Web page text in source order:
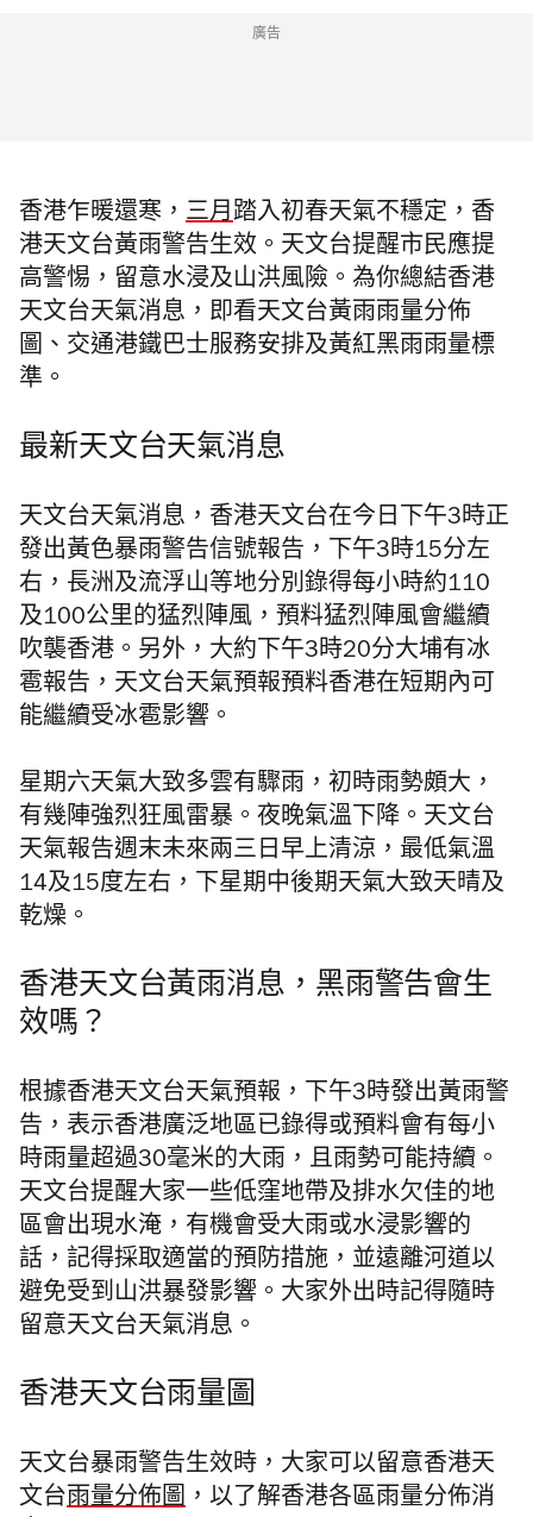
廣告
香港乍暖還寒， 三月踏入初春天氣不穩定，香
港天文台黃雨警告生效。天文台提醒市民應提
高警惕，留意水浸及山洪風險。為你總結香港
天文台天氣消息，即看天文台黃雨雨量分佈
圖、交通港鐵巴士服務安排及黃紅黑雨雨量標
準。
最新天文台天氣消息
天文台天氣消息，香港天文台在今日下午3時正
發出黃色暴雨警告信號報告，下午3時15分左
右，長洲及流浮山等地分別錄得每小時約110
及100公里的猛烈陣風，預料猛烈陣風會繼續
吹襲香港。另外，大約下午3時20分大埔有冰
雹報告，天文台天氣預報預料香港在短期內可
能繼續受冰雹影響。
星期六天氣大致多雲有驟雨，初時雨勢頗大，
有幾陣強烈狂風雷暴。夜晚氣溫下降。天文台
天氣報告週末未來兩三日早上清涼，最低氣溫
14及15度左右，下星期中後期天氣大致天晴及
乾燥。
香港天文台黃雨消息，黑雨警告會生
效嗎？
根據香港天文台天氣預報，下午3時發出黃雨警
告，表示香港廣泛地區已錄得或預料會有每小
時雨量超過30毫米的大雨，且雨勢可能持續。
天文台提醒大家一些低窪地帶及排水欠佳的地
區會出現水淹，有機會受大雨或水浸影響的
話，記得採取適當的預防措施，並遠離河道以
避免受到山洪暴發影響。大家外出時記得隨時
留意天文台天氣消息。
香港天文台雨量圖
天文台暴雨警告生效時，大家可以留意香港天
文台雨量分佈圖 ，以了解香港各區雨量分佈消